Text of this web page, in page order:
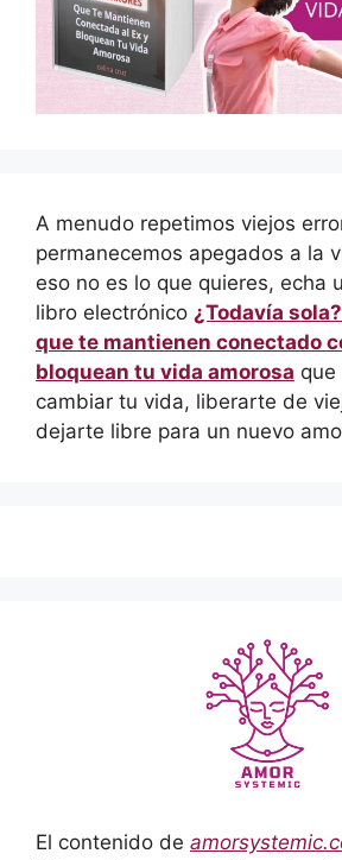
A menudo repetimos viejos
permanecemos apegados a la
eso no es lo que quieres, echa
libro electrónico ¿Todavía
que te mantienen conectado
bloquean tu vida amorosa que
cambiar tu vida, liberarte de
dejarte libre para un nuevo
El contenido de